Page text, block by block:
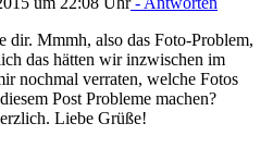
dir. Mmmh, also das Foto-Problem,
das hätten wir inzwischen im
nochmal verraten, welche Fotos
Post Probleme machen?
Liebe Grüße!